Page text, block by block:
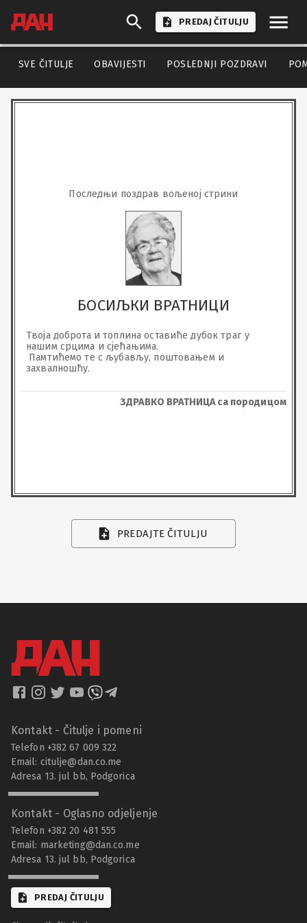
PREDAJ ČITULJU
SVE ČITULJE OBAVIJESTI POSLEDNJI POZDRAVI
Последњи поздрав вољеној стрини
БОСИЉКИ ВРАТНИЦИ
Твоја доброта и топлина оставиће дубок траг у
нашим срцима и сјећањима.
захвалношћу.
ЗДРАВКО ВРАТНИЦА са породицом
PREDAJTE ČITULJU
Kontakt - Čitulje i pomeni
Telefon +382 67 009 322
Email: citulje@dan.co.me
Adresa 13. jul bb, Podgorica
Kontakt - Oglasno odjeljenje
Telefon +382 20 481 555
Email: marketing@dan.co.me
Adresa 13. jul bb, Podgorica
PREDAJ ČITULJU